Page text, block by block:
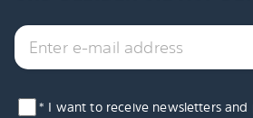
* I want to receive newsletters